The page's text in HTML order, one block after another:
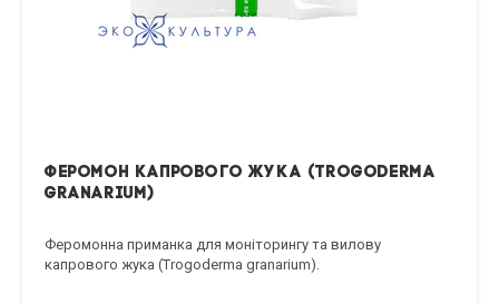
Феромон капрового жука (Trogoderma
granarium)
Феромонна приманка для моніторингу та вилову
капрового жука (Trogoderma granarium).